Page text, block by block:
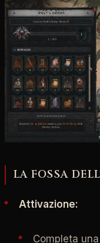
LA FOSSA
Attivazione:
Completa